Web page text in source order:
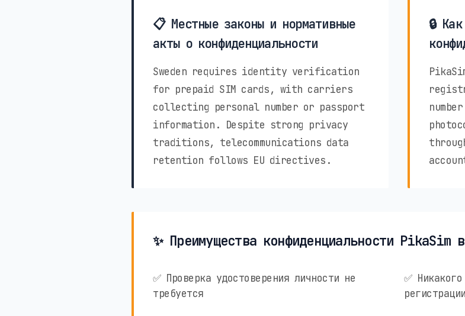
📋 Местные законы и нормативные
акты о конфиденциальности
Sweden requires identity verification
for prepaid SIM cards, with carriers
collecting personal number or passport
information. Despite strong privacy
traditions, telecommunications data
retention follows EU directives.
🔒
✨ Преимущества конфиденциальности PikaSim
✅ Проверка удостоверения личности не
требуется
✅
регистрации